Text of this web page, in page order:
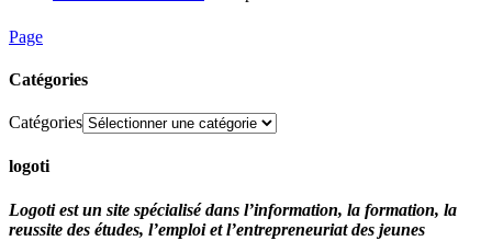
Page
Catégories
Catégories
logoti
Logoti est un site spécialisé dans l’information, la formation, la
reussite des études, l’emploi et l’entrepreneuriat des jeunes